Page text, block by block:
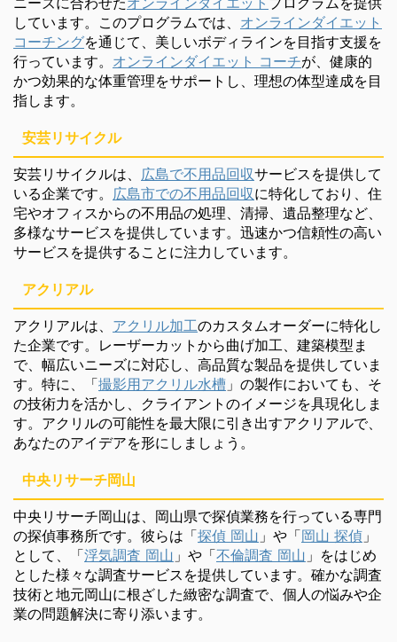
しています。このプログラムでは、 オンラインダイエット
コーチングを通じて、美しいボディラインを目指す支援を
行っています。 オンラインダイエット コーチが、健康的
かつ効果的な体重管理をサポートし、理想の体型達成を目
指します。
安芸リサイクル
安芸リサイクルは、 広島で不用品回収サービスを提供して
いる企業です。 広島市での不用品回収に特化しており、住
宅やオフィスからの不用品の処理、清掃、遺品整理など、
多様なサービスを提供しています。迅速かつ信頼性の高い
サービスを提供することに注力しています。
アクリアル
アクリアルは、 アクリル加工のカスタムオーダーに特化し
た企業です。レーザーカットから曲げ加工、建築模型ま
で、幅広いニーズに対応し、高品質な製品を提供していま
す。特に、「撮影用アクリル水槽 」の製作においても、そ
の技術力を活かし、クライアントのイメージを具現化しま
す。アクリルの可能性を最大限に引き出すアクリアルで、
あなたのアイデアを形にしましょう。
中央リサーチ岡山
中央リサーチ岡山は、岡山県で探偵業務を行っている専門
の探偵事務所です。彼らは「探偵 岡山 」や「岡山 探偵 」
として、「浮気調査 岡山 」や「不倫調査 岡山 」をはじめ
とした様々な調査サービスを提供しています。確かな調査
技術と地元岡山に根ざした緻密な調査で、個人の悩みや企
業の問題解決に寄り添います。